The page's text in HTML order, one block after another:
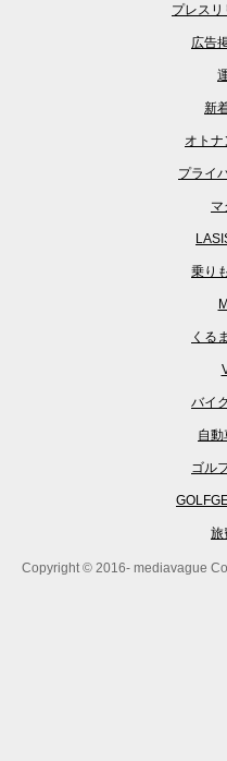
プレスリ
広告
新
オトナ
プライ
マ
乗り
くる
バイ
自
ゴル
旅
Copyright © 2016- mediavague